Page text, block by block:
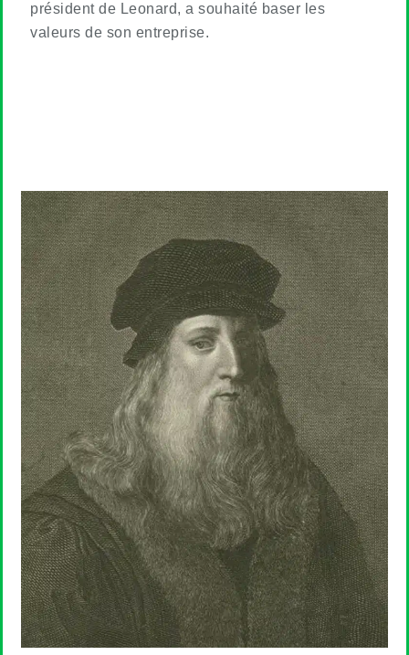
président de Leonard, a souhaité baser les
valeurs de son entreprise.